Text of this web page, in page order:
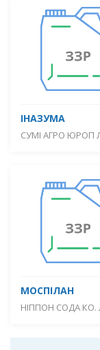
ІНАЗУМА
СУМІ АГРО ЮРОП
МОСПІЛАН
НІППОН СОДА КО.